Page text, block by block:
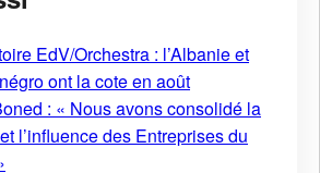
EdV/Orchestra : l’Albanie et
ont la cote en août
: « Nous avons consolidé la
l’influence des Entreprises du